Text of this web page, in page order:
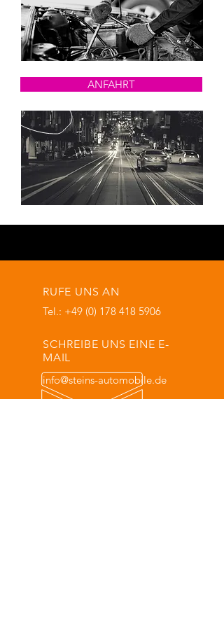
ANFAHRT
RUFE UNS AN
Tel.: +49 (0) 178 418 5906
SCHREIBE UNS EINE E-
MAIL
info@steins-automobile.de